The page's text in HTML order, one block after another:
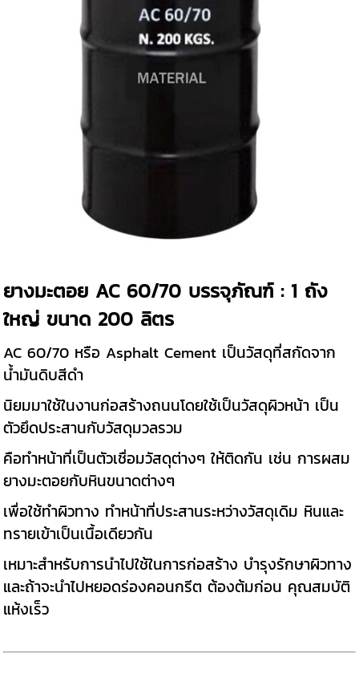
ยางมะตอย AC 60/70 บรรจุภัณฑ์ : 1 ถัง
ใหญ่ ขนาด 200 ลิตร
AC 60/70 หรือ Asphalt Cement เป็นวัสดุที่สกัดจาก
น้ำมันดิบสีดำ
นิยมมาใช้ในงานก่อสร้างถนนโดยใช้เป็นวัสดุผิวหน้า เป็น
ตัวยึดประสานกับวัสดุมวลรวม
คือทำหน้าที่เป็นตัวเชื่อมวัสดุต่างๆ ให้ติดกัน เช่น การผสม
ยางมะตอยกับหินขนาดต่างๆ
เพื่อใช้ทำผิวทาง ทำหน้าที่ประสานระหว่างวัสดุเดิม หินและ
ทรายเข้าเป็นเนื้อเดียวกัน
เหมาะสำหรับการนำไปใช้ในการก่อสร้าง บำรุงรักษาผิวทาง
และถ้าจะนำไปหยอดร่องคอนกรีต ต้องต้มก่อน คุณสมบัติ
แห้งเร็ว